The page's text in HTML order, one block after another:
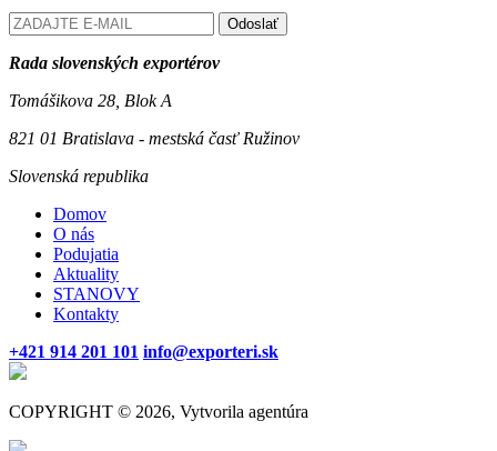
Odoslať
Rada slovenských exportérov
Tomášikova 28, Blok A
821 01 Bratislava - mestská časť Ružinov
Slovenská republika
Domov
O nás
Podujatia
Aktuality
STANOVY
Kontakty
+421 914 201 101 info@exporteri.sk
COPYRIGHT © 2026, Vytvorila agentúra